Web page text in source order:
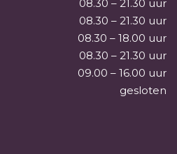
08.30 – 21.30 uur
08.30 – 21.30 uur
08.30 – 18.00 uur
08.30 – 21.30 uur
09.00 – 16.00 uur
gesloten